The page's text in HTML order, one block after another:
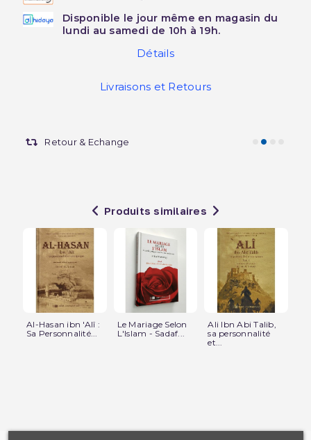
Disponible le jour même en magasin du
lundi au samedi de 10h à 19h.
Détails
Livraisons et Retours
Retour & Echange
Produits similaires
Al-Hasan ibn 'Alî :
Sa Personnalité...
Le Mariage Selon
L'Islam - Sadaf...
Ali Ibn Abi Talib,
sa personnalité
et...